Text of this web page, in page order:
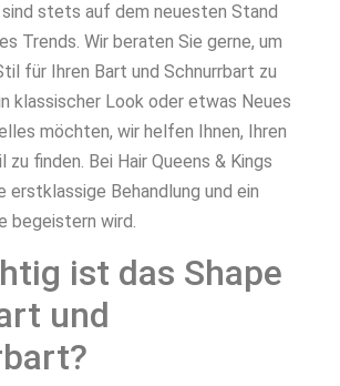
sind stets auf dem neuesten Stand
Trends. Wir beraten Sie gerne, um
für Ihren Bart und Schnurrbart zu
klassischer Look oder etwas Neues
möchten, wir helfen Ihnen, Ihren
finden. Bei Hair Queens & Kings
erstklassige Behandlung und ein
begeistern wird.
ist das Shape
und